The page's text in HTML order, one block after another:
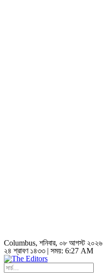
Columbus, শনিবার, ০৮ আগস্ট ২০২৬
২৪ শ্রাবণ ১৪৩৩ | সময়: 6:27 AM